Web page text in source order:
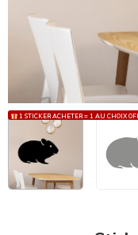
1 STICKER ACHETER = 1 AU CHOIX